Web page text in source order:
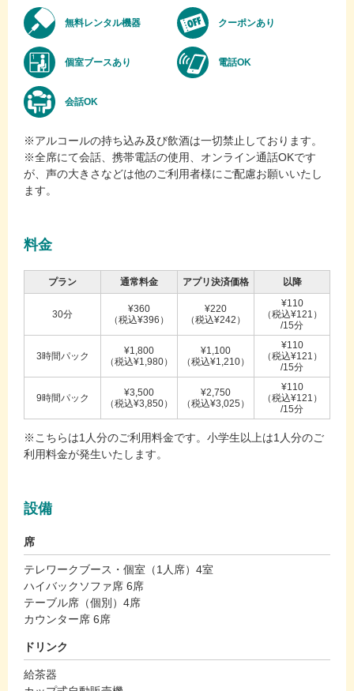
無料レンタル機器 クーポンあり
個室ブースあり 電話OK
会話OK
※アルコールの持ち込み及び飲酒は一切禁止しております。
※全席にて会話、携帯電話の使用、オンライン通話OKです
が、声の大きさなどは他のご利用者様にご配慮お願いいたし
ます。
料金
プラン 通常料金 アプリ決済価格 以降
30分
¥360
（税込¥396）
¥220
（税込¥242）
¥110
（税込¥121）
/15分
3時間パック
¥1,800
（税込¥1,980）
¥1,100
（税込¥1,210）
¥110
（税込¥121）
/15分
9時間パック
¥3,500
（税込¥3,850）
¥2,750
（税込¥3,025）
¥110
（税込¥121）
/15分
※こちらは1人分のご利用料金です。小学生以上は1人分のご
利用料金が発生いたします。
設備
席
テレワークブース・個室（1人席）4室
ハイバックソファ席 6席
テーブル席（個別）4席
カウンター席 6席
ドリンク
給茶器